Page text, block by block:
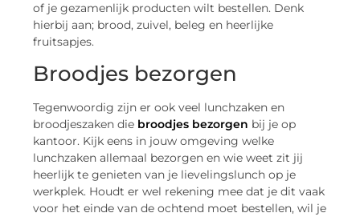
of je gezamenlijk producten wilt bestellen. Denk
hierbij aan; brood, zuivel, beleg en heerlijke
fruitsapjes.
Broodjes bezorgen
Tegenwoordig zijn er ook veel lunchzaken en
broodjeszaken die broodjes bezorgen bij je op
kantoor. Kijk eens in jouw omgeving welke
lunchzaken allemaal bezorgen en wie weet zit jij
heerlijk te genieten van je lievelingslunch op je
werkplek. Houdt er wel rekening mee dat je dit vaak
voor het einde van de ochtend moet bestellen, wil je